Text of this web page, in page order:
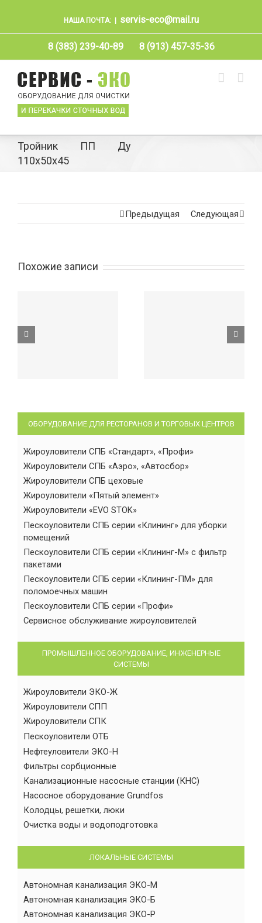
НАША ПОЧТА: servis-eco@mail.ru
8 (383) 239-40-89 8 (913) 457-35-36
Тройник ПП Ду
110х50х45
Предыдущая Следующая
Похожие записи
ОБОРУДОВАНИЕ ДЛЯ РЕСТОРАНОВ И ТОРГОВЫХ ЦЕНТРОВ
Жироуловители СПБ «Стандарт», «Профи»
Жироуловители СПБ «Аэро», «Автосбор»
Жироуловители СПБ цеховые
Жироуловители «Пятый элемент»
Жироуловители «EVO STOK»
Пескоуловители СПБ серии «Клининг» для уборки
помещений
Пескоуловители СПБ серии «Клининг-М» с фильтр
пакетами
Пескоуловители СПБ серии «Клининг-ПМ» для
поломоечных машин
Пескоуловители СПБ серии «Профи»
Сервисное обслуживание жироуловителей
ПРОМЫШЛЕННОЕ ОБОРУДОВАНИЕ, ИНЖЕНЕРНЫЕ
СИСТЕМЫ
Жироуловители ЭКО-Ж
Жироуловители СПП
Жироуловители СПК
Пескоуловители ОТБ
Нефтеуловители ЭКО-Н
Фильтры сорбционные
Канализационные насосные станции (КНС)
Насосное оборудование Grundfos
Колодцы, решетки, люки
Очистка воды и водоподготовка
ЛОКАЛЬНЫЕ СИСТЕМЫ
Автономная канализация ЭКО-М
Автономная канализация ЭКО-Б
Автономная канализация ЭКО-Р